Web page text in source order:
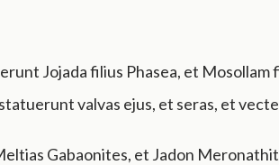
Jojada filius Phasea, et Mosollam
valvas ejus, et seras, et
Gabaonites, et Jadon